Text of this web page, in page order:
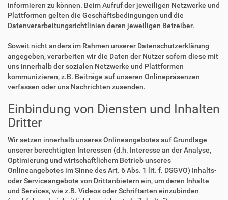
informieren zu können. Beim Aufruf der jeweiligen Netzwerke und
Plattformen gelten die Geschäftsbedingungen und die
Datenverarbeitungsrichtlinien deren jeweiligen Betreiber.
Soweit nicht anders im Rahmen unserer Datenschutzerklärung
angegeben, verarbeiten wir die Daten der Nutzer sofern diese mit
uns innerhalb der sozialen Netzwerke und Plattformen
kommunizieren, z.B. Beiträge auf unseren Onlinepräsenzen
verfassen oder uns Nachrichten zusenden.
Einbindung von Diensten und Inhalten
Dritter
Wir setzen innerhalb unseres Onlineangebotes auf Grundlage
unserer berechtigten Interessen (d.h. Interesse an der Analyse,
Optimierung und wirtschaftlichem Betrieb unseres
Onlineangebotes im Sinne des Art. 6 Abs. 1 lit. f. DSGVO) Inhalts-
oder Serviceangebote von Drittanbietern ein, um deren Inhalte
und Services, wie z.B. Videos oder Schriftarten einzubinden